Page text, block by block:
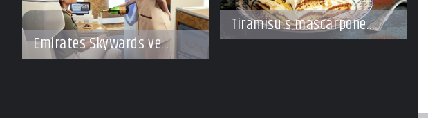
Emirates Skywards ve
spolupráci s Moët Hennessy
Tiramisu s mascarpone
a kávou